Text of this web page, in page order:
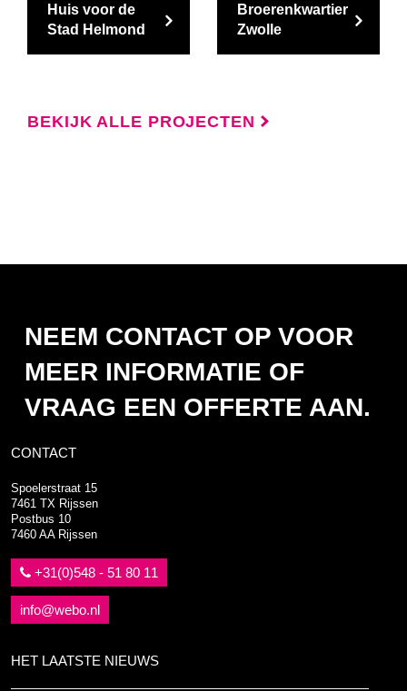
BEKIJK ALLE PROJECTEN
Huis voor de
Stad Helmond
Broerenkwartier
Zwolle
NEEM CONTACT OP VOOR
MEER INFORMATIE OF
VRAAG EEN OFFERTE AAN.
CONTACT
Spoelerstraat 15
7461 TX Rijssen
Postbus 10
7460 AA Rijssen
+31(0)548 - 51 80 11
info@webo.nl
HET LAATSTE NIEUWS